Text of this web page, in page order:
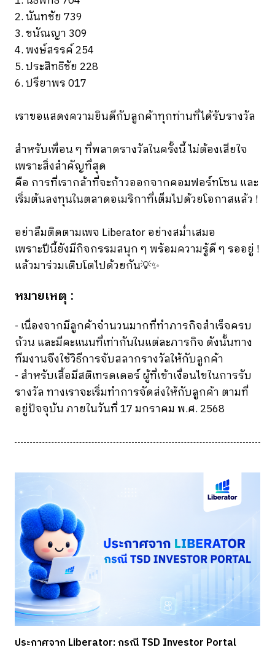
2. นันทชัย 739
3. ชนัณญา 309
4. พงษ์สรรค์ 254
5. ประสิทธิชัย 228
6. ปรียาพร 017
เราขอแสดงความยินดีกับลูกค้าทุกท่านที่ได้รับรางวัล
สำหรับเพื่อน ๆ ที่พลาดรางวัลในครั้งนี้ ไม่ต้องเสียใจ
เพราะสิ่งสำคัญที่สุด
คือ การที่เรากล้าที่จะก้าวออกจากคอมฟอร์ทโซน และ
เริ่มต้นลงทุนในตลาดอเมริกาที่เต็มไปด้วยโอกาสแล้ว !
อย่าลืมติดตามเพจ Liberator อย่างสม่ำเสมอ
เพราะปีนี้ยังมีกิจกรรมสนุก ๆ พร้อมความรู้ดี ๆ รออยู่ !
แล้วมาร่วมเติบโตไปด้วยกัน💡✨
หมายเหตุ :
- เนื่องจากมีลูกค้าจำนวนมากที่ทำภารกิจสำเร็จครบ
ถ้วน และมีคะแนนที่เท่ากันในแต่ละภารกิจ ดังนั้นทาง
ทีมงานจึงใช้วิธีการจับสลากรางวัลให้กับลูกค้า
- สำหรับเสื้อมีสติเทรดเดอร์ ผู้ที่เข้าเงื่อนไขในการรับ
รางวัล ทางเราจะเริ่มทำการจัดส่งให้กับลูกค้า ตามที่
อยู่ปัจจุบัน ภายในวันที่ 17 มกราคม พ.ศ. 2568
ประกาศจาก Liberator: กรณี TSD Investor Portal